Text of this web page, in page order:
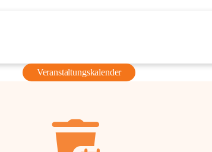
Veranstaltungskalender